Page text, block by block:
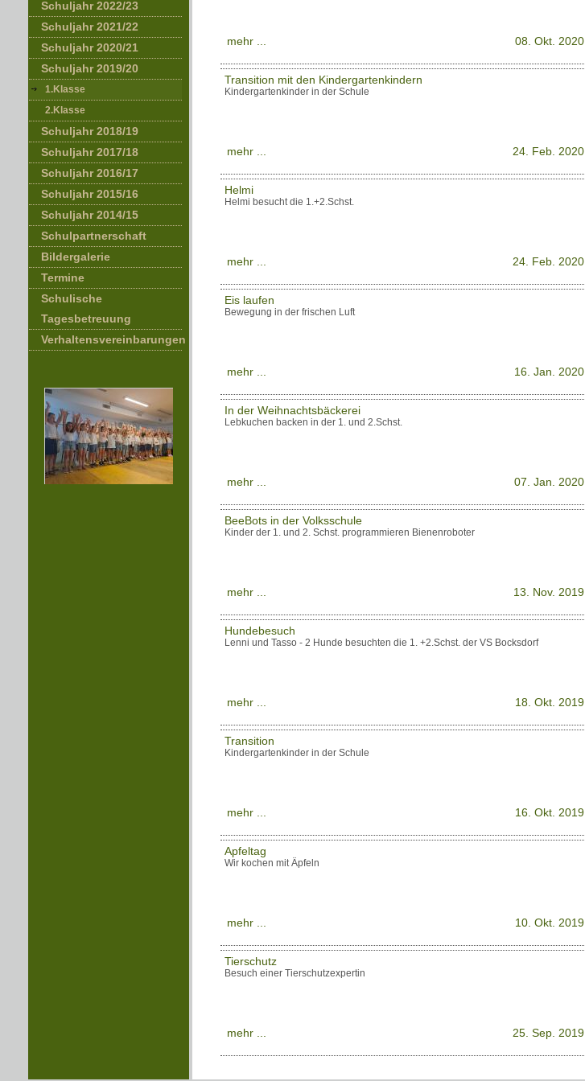
Schuljahr 2022/23
Schuljahr 2021/22
Schuljahr 2020/21
Schuljahr 2019/20
1.Klasse
2.Klasse
Schuljahr 2018/19
Schuljahr 2017/18
Schuljahr 2016/17
Schuljahr 2015/16
Schuljahr 2014/15
Schulpartnerschaft
Bildergalerie
Termine
Schulische
Tagesbetreuung
Verhaltensvereinbarungen
mehr ... 08. Okt. 2020
Transition mit den Kindergartenkindern
Kindergartenkinder in der Schule
mehr ... 24. Feb. 2020
Helmi
Helmi besucht die 1.+2.Schst.
mehr ... 24. Feb. 2020
Eis laufen
Bewegung in der frischen Luft
mehr ... 16. Jan. 2020
In der Weihnachtsbäckerei
Lebkuchen backen in der 1. und 2.Schst.
mehr ... 07. Jan. 2020
BeeBots in der Volksschule
Kinder der 1. und 2. Schst. programmieren Bienenroboter
mehr ... 13. Nov. 2019
Hundebesuch
Lenni und Tasso - 2 Hunde besuchten die 1. +2.Schst. der VS Bocksdorf
mehr ... 18. Okt. 2019
Transition
Kindergartenkinder in der Schule
mehr ... 16. Okt. 2019
Apfeltag
Wir kochen mit Äpfeln
mehr ... 10. Okt. 2019
Tierschutz
Besuch einer Tierschutzexpertin
mehr ... 25. Sep. 2019